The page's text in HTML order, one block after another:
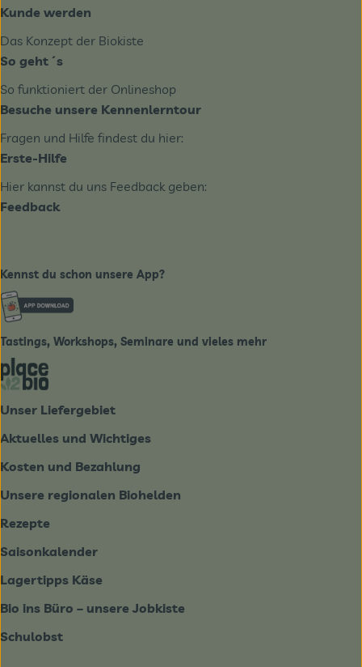
Kunde werden
Das Konzept der Biokiste
So geht´s
So funktioniert der Onlineshop
Besuche unsere Kennenlerntour
Fragen und Hilfe findest du hier:
Erste-Hilfe
Hier kannst du uns Feedback geben:
Feedback
Kennst du schon unsere App?
Externer Link zu https://www.biobote-
Tastings, Workshops, Seminare und vieles mehr
Externer Link zu https://place2bio.de/
Unser Liefergebiet
Aktuelles und Wichtiges
Kosten und Bezahlung
Unsere regionalen Biohelden
Rezepte
Saisonkalender
Lagertipps Käse
Bio ins Büro – unsere Jobkiste
Schulobst